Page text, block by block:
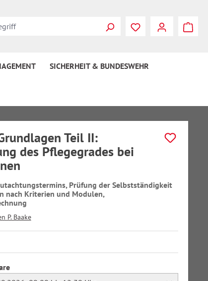
SICHERHEIT & BUNDESWEHR
Teil II:
des Pflegegrades bei
Prüfung der Selbstständigkeit
nach Kriterien und Modulen,
P. Baake
auswählen